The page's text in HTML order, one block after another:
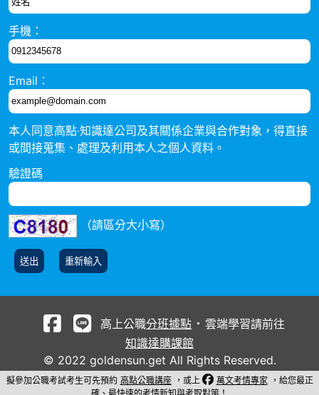
手機：
Email：
本人同意高點‧知識達公司及其關係企業與合作對象，得直接
或間接蒐集、處理及利用本人之個人資料。
驗證碼
（請區分大小寫）
高上公職分班據點
雲端學習請前往
知識達購課館
© 2022 goldensun.get All Rights Reserved.
擬參加公職考試考生可先預約 高點公職講座 ，或上 萬文考情專家
，給您最正